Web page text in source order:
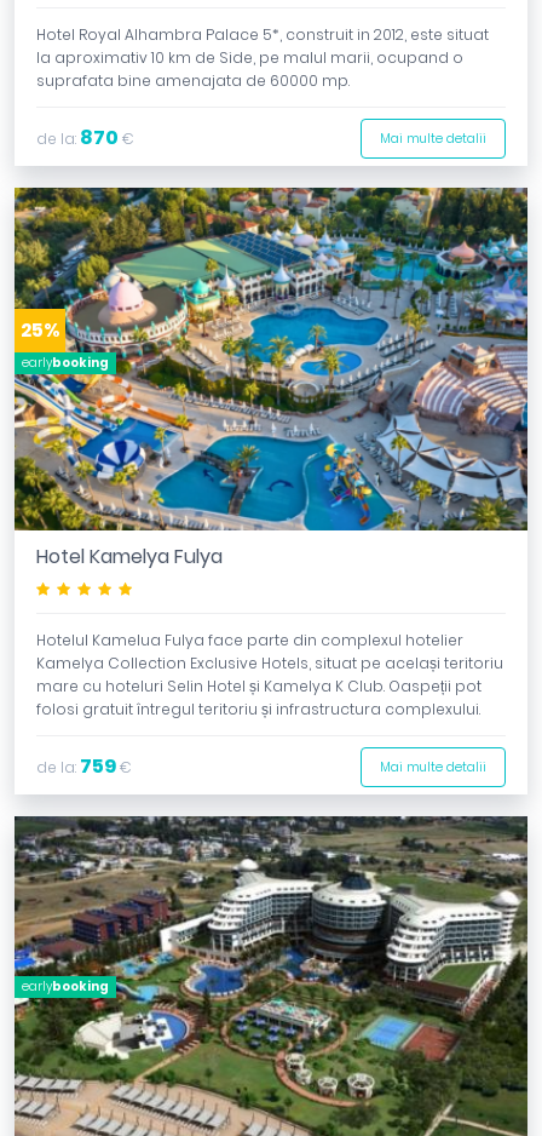
Hotel Royal Alhambra Palace 5*, construit in 2012, este situat
la aproximativ 10 km de Side, pe malul marii, ocupand o
suprafata bine amenajata de 60000 mp.
de la: 870 € Mai multe detalii
Hotel Kamelya Fulya
earlybooking
25%
Hotelul Kamelua Fulya face parte din complexul hotelier
Kamelya Collection Exclusive Hotels, situat pe același teritoriu
mare cu hoteluri Selin Hotel și Kamelya K Club. Oaspeții pot
folosi gratuit întregul teritoriu și infrastructura complexului.
de la: 759€ Mai multe detalii
earlybooking